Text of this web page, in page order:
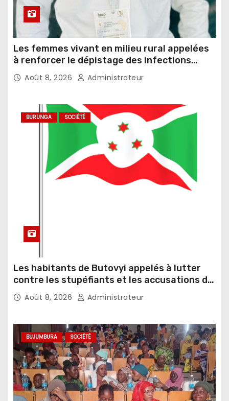
Les femmes vivant en milieu rural appelées
à renforcer le dépistage des infections
sexuellement transmissibles
Août 8, 2026 Administrateur
BURUNGA SOCIÉTÉ
Les habitants de Butovyi appelés à lutter
contre les stupéfiants et les accusations de
sorcellerie
Août 8, 2026 Administrateur
BUJUMBURA SOCIÉTÉ